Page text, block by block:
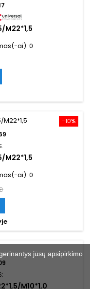
M22*1,5
ai): 0
−10%
M22*1,5
ai): 0
M10*1,0
jūsų apsipirkimo